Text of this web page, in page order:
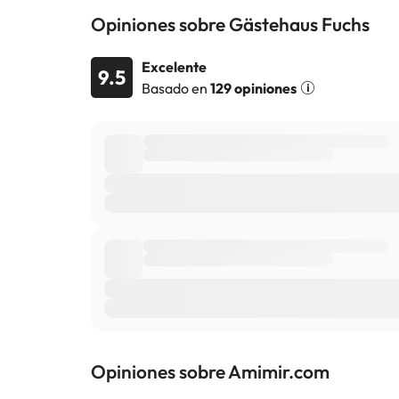
Algunos de los servicios detallados pueden ser de
cambios por parte del alojamiento. Si tienes dudas,
Opiniones sobre Gästehaus Fuchs
9.5
Excelente
Basado en 129 opiniones
Opiniones sobre Amimir.com